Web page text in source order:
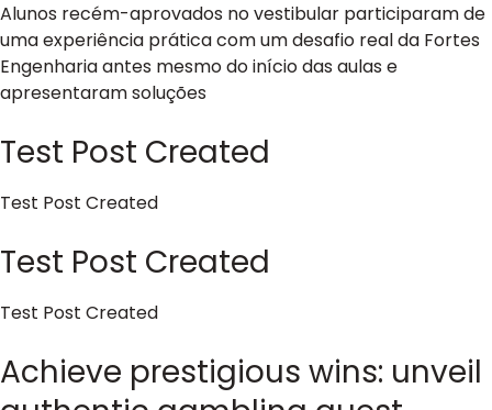
Alunos recém-aprovados no vestibular participaram de
uma experiência prática com um desafio real da Fortes
Engenharia antes mesmo do início das aulas e
apresentaram soluções
Test Post Created
Test Post Created
Test Post Created
Test Post Created
Achieve prestigious wins: unveil